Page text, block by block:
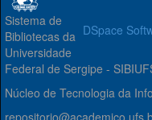
DSpace
Sistema de
Bibliotecas da
Universidade
Federal de Sergipe -
Núcleo de Tecnologia da